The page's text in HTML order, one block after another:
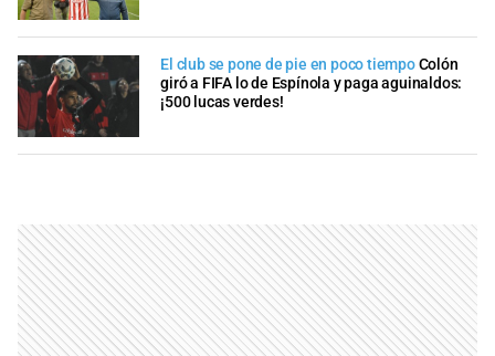
El club se pone de pie en poco tiempoColón
giró a FIFA lo de Espínola y paga aguinaldos:
¡500 lucas verdes!